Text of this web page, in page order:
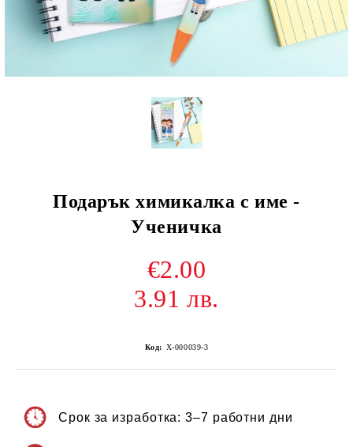
Подарък химикалка с име -
Ученичка
€2.00
3.91 лв.
Код: Х-000039-3
Срок за изработка: 3–7 работни дни